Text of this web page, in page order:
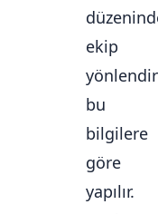
ekip
bu
bilgilere
göre
yapılır.